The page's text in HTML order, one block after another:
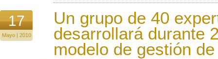
17
Mayo | 2010
Un grupo de 40
desarrollará durante
modelo de gestión